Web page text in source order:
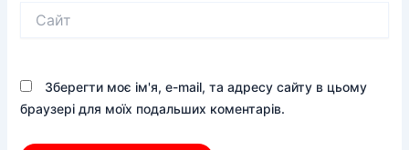
Зберегти моє ім'я, e-mail, та адресу сайту в цьому
браузері для моїх подальших коментарів.